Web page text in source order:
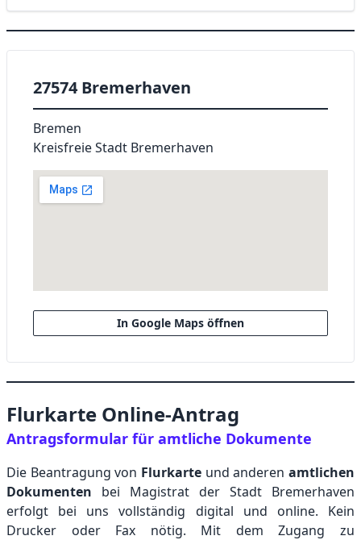
27574 Bremerhaven
Bremen
Kreisfreie Stadt Bremerhaven
In Google Maps öffnen
Flurkarte Online-Antrag
Antragsformular für amtliche Dokumente
Die Beantragung von Flurkarte und anderen amtlichen
Dokumenten bei Magistrat der Stadt Bremerhaven
erfolgt bei uns vollständig digital und online. Kein
Drucker oder Fax nötig. Mit dem Zugang zu